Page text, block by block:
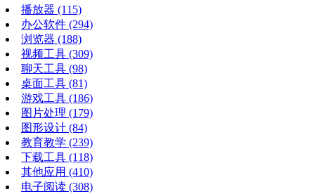
播放器 (115)
办公软件 (294)
浏览器 (188)
视频工具 (309)
聊天工具 (98)
桌面工具 (81)
游戏工具 (186)
图片处理 (179)
图形设计 (84)
教育教学 (239)
下载工具 (118)
其他应用 (410)
电子阅读 (308)